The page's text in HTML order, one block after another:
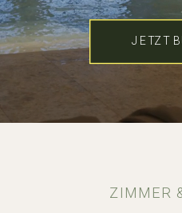
JETZT
ZIMMER